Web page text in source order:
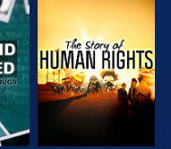
GUARDA